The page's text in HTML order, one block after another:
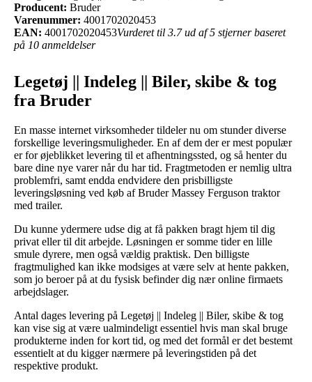
Producent: Bruder
Varenummer: 4001702020453
EAN: 4001702020453Vurderet til 3.7 ud af 5 stjerner baseret
på 10 anmeldelser
Legetøj || Indeleg || Biler, skibe & tog
fra Bruder
En masse internet virksomheder tildeler nu om stunder diverse
forskellige leveringsmuligheder. En af dem der er mest populær
er for øjeblikket levering til et afhentningssted, og så henter du
bare dine nye varer når du har tid. Fragtmetoden er nemlig ultra
problemfri, samt endda endvidere den prisbilligste
leveringsløsning ved køb af Bruder Massey Ferguson traktor
med trailer.
Du kunne ydermere udse dig at få pakken bragt hjem til dig
privat eller til dit arbejde. Løsningen er somme tider en lille
smule dyrere, men også vældig praktisk. Den billigste
fragtmulighed kan ikke modsiges at være selv at hente pakken,
som jo beroer på at du fysisk befinder dig nær online firmaets
arbejdslager.
Antal dages levering på Legetøj || Indeleg || Biler, skibe & tog
kan vise sig at være ualmindeligt essentiel hvis man skal bruge
produkterne inden for kort tid, og med det formål er det bestemt
essentielt at du kigger nærmere på leveringstiden på det
respektive produkt.